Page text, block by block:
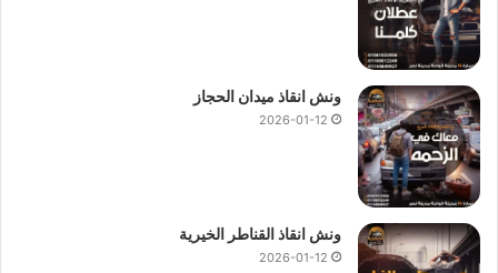
ونش انقاذ ميدان الحجاز
2026-01-12
ونش انقاذ القناطر الخيرية
2026-01-12